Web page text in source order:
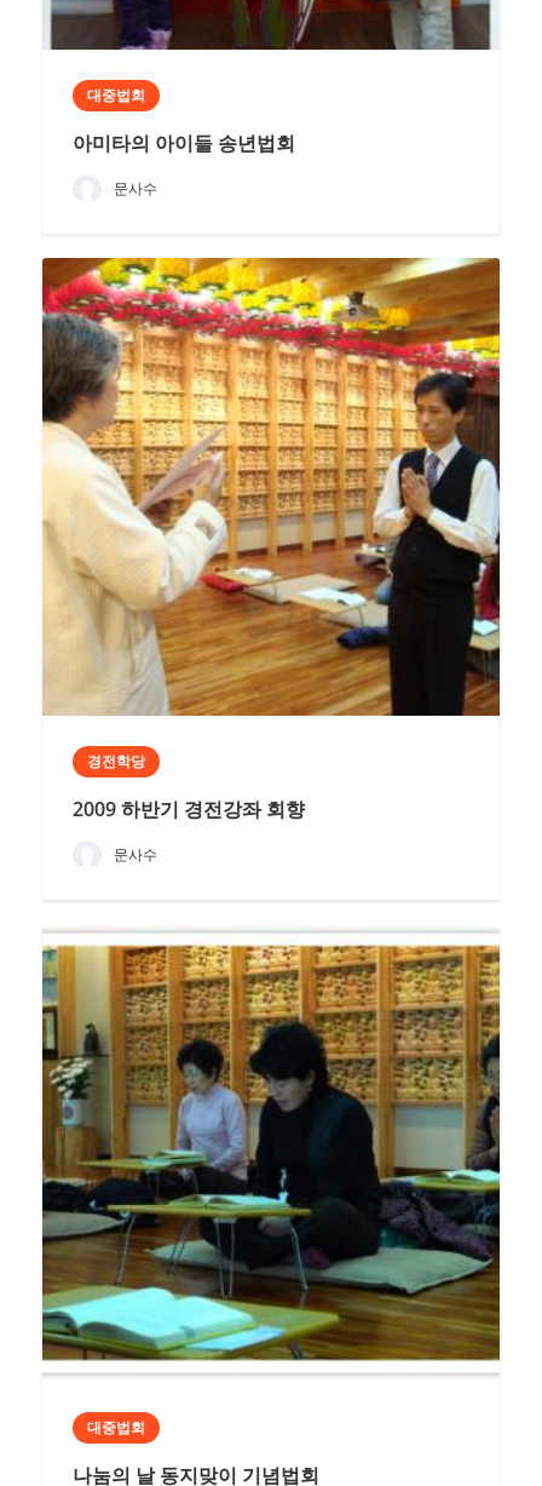
대중법회
아미타의 아이들 송년법회
문사수
경전학당
2009 하반기 경전강좌 회향
문사수
대중법회
나눔의 날 동지맞이 기념법회